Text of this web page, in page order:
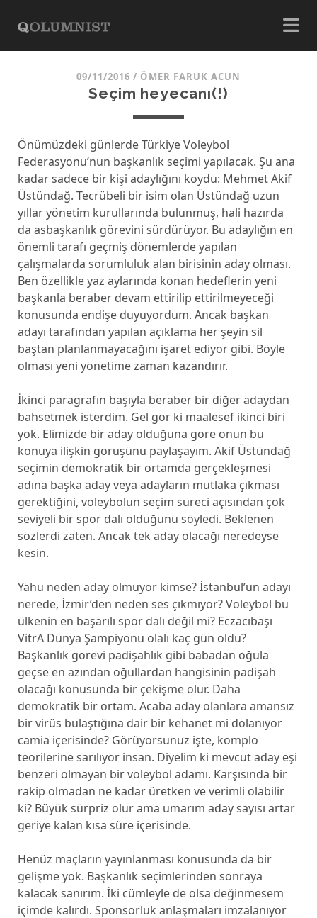
09/11/2016 / ÖMER FARUK ACUN
Seçim heyecanı(!)
Önümüzdeki günlerde Türkiye Voleybol
Federasyonu’nun başkanlık seçimi yapılacak. Şu ana
kadar sadece bir kişi adaylığını koydu: Mehmet Akif
Üstündağ. Tecrübeli bir isim olan Üstündağ uzun
yıllar yönetim kurullarında bulunmuş, hali hazırda
da asbaşkanlık görevini sürdürüyor. Bu adaylığın en
önemli tarafı geçmiş dönemlerde yapılan
çalışmalarda sorumluluk alan birisinin aday olması.
Ben özellikle yaz aylarında konan hedeflerin yeni
başkanla beraber devam ettirilip ettirilmeyeceği
konusunda endişe duyuyordum. Ancak başkan
adayı tarafından yapılan açıklama her şeyin sil
baştan planlanmayacağını işaret ediyor gibi. Böyle
olması yeni yönetime zaman kazandırır.
İkinci paragrafın başıyla beraber bir diğer adaydan
bahsetmek isterdim. Gel gör ki maalesef ikinci biri
yok. Elimizde bir aday olduğuna göre onun bu
konuya ilişkin görüşünü paylaşayım. Akif Üstündağ
seçimin demokratik bir ortamda gerçekleşmesi
adına başka aday veya adayların mutlaka çıkması
gerektiğini, voleybolun seçim süreci açısından çok
seviyeli bir spor dalı olduğunu söyledi. Beklenen
sözlerdi zaten. Ancak tek aday olacağı neredeyse
kesin.
Yahu neden aday olmuyor kimse? İstanbul’un adayı
nerede, İzmir’den neden ses çıkmıyor? Voleybol bu
ülkenin en başarılı spor dalı değil mi? Eczacıbaşı
VitrA Dünya Şampiyonu olalı kaç gün oldu?
Başkanlık görevi padişahlık gibi babadan oğula
geçse en azından oğullardan hangisinin padişah
olacağı konusunda bir çekişme olur. Daha
demokratik bir ortam. Acaba aday olanlara amansız
bir virüs bulaştığına dair bir kehanet mi dolanıyor
camia içerisinde? Görüyorsunuz işte, komplo
teorilerine sarılıyor insan. Diyelim ki mevcut aday eşi
benzeri olmayan bir voleybol adamı. Karşısında bir
rakip olmadan ne kadar üretken ve verimli olabilir
ki? Büyük sürpriz olur ama umarım aday sayısı artar
geriye kalan kısa süre içerisinde.
Henüz maçların yayınlanması konusunda da bir
gelişme yok. Başkanlık seçimlerinden sonraya
kalacak sanırım. İki cümleyle de olsa değinmesem
içimde kalırdı. Sponsorluk anlaşmaları imzalanıyor